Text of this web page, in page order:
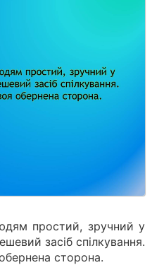
простий, зручний у
засіб спілкування.
сторона.